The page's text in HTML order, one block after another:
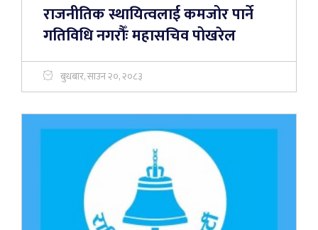
राजनीतिक स्थायित्वलाई कमजोर पार्ने
गतिविधि नगरौँः महासचिव पोखरेल
बुधबार, साउन २०, २०८३